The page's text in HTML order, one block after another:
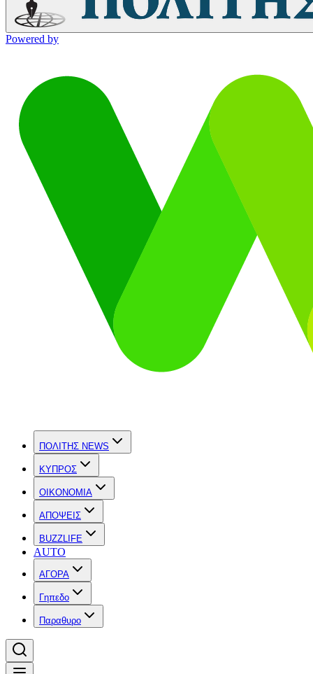
Powered by
ΠΟΛΙΤΗΣ NEWS
ΚΥΠΡΟΣ
OIKONOMIA
ΑΠΟΨΕΙΣ
BUZZLIFE
AUTO
ΑΓΟΡΑ
Γηπεδο
Παραθυρο